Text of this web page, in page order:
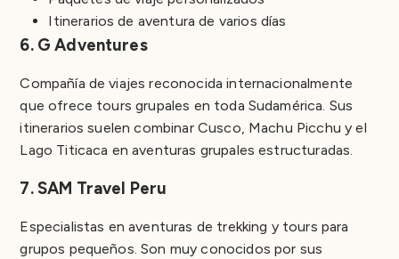
Itinerarios de aventura de varios días
6. G Adventures
Compañía de viajes reconocida internacionalmente
que ofrece tours grupales en toda Sudamérica. Sus
itinerarios suelen combinar Cusco, Machu Picchu y el
Lago Titicaca en aventuras grupales estructuradas.
7. SAM Travel Peru
Especialistas en aventuras de trekking y tours para
grupos pequeños. Son muy conocidos por sus